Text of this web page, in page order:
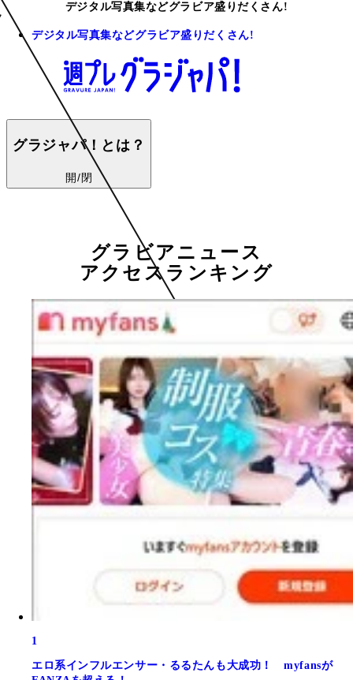
デジタル写真集などグラビア盛りだくさん!
デジタル写真集などグラビア盛りだくさん!
グラジャパ！とは？
開/閉
グラビアニュース
アクセスランキング
1
エロ系インフルエンサー・るるたんも大成功！ myfansが